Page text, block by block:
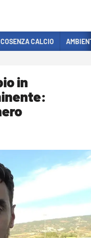
COSENZA CALCIO
in